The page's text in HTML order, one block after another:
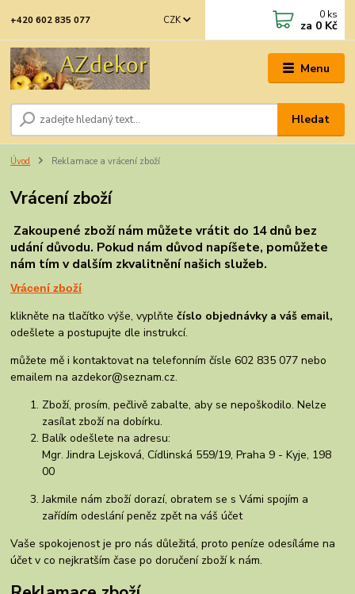
Menu
CZK
Hledat
+420 602 835 077 0 ks
za 0 Kč
Úvod Reklamace a vrácení zboží
Vrácení zboží
Zakoupené zboží nám můžete vrátit do 14 dnů bez
udání důvodu. Pokud nám důvod napíšete, pomůžete
nám tím v dalším zkvalitnění našich služeb.
Vrácení zboží
klikněte na tlačítko výše, vyplňtečíslo objednávky a váš email,
odešlete a postupujte dle instrukcí.
můžete mě i kontaktovat na telefonním čísle 602 835 077 nebo
emailem na azdekor@seznam.cz.
Zboží, prosím, pečlivě zabalte, aby se nepoškodilo. Nelze
zasílat zboží na dobírku.
Balík odešlete na adresu:
Mgr. Jindra Lejsková, Cídlinská 559/19, Praha 9 - Kyje, 198
00
Jakmile nám zboží dorazí, obratem se s Vámi spojím a
zařídím odeslání peněz zpět na váš účet
Vaše spokojenost je pro nás důležitá, proto peníze odesíláme na
účet v co nejkratším čase po doručení zboží k nám.